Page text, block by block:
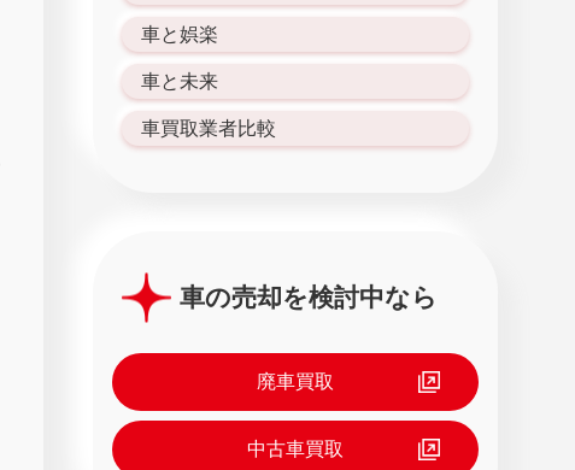
車と娯楽
車と未来
車買取業者比較
車の売却を検討中なら
廃車買取
中古車買取